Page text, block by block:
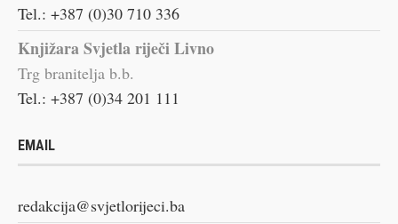
Tel.: +387 (0)30 710 336
Knjižara Svjetla riječi Livno
Trg branitelja b.b.
Tel.: +387 (0)34 201 111
EMAIL
redakcija@svjetlorijeci.ba